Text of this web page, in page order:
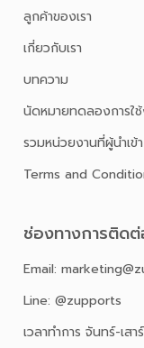
ลูกค้าของเรา
เกี่ยวกับเรา
บทความ
นัดหมายทดลองการใ
รวมหน่วยงานที่ผู้นำเ
Terms and
ช่องทางการติด
Email:
Line: @zupports
เวลาทำการ จันทร์-เ